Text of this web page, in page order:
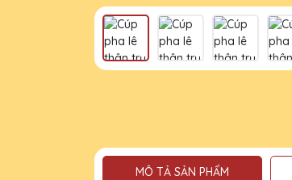
MÔ TẢ SẢN PHẨM